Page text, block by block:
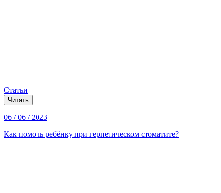
Статьи
Читать
06 / 06 / 2023
Как помочь ребёнку при герпетическом стоматите?